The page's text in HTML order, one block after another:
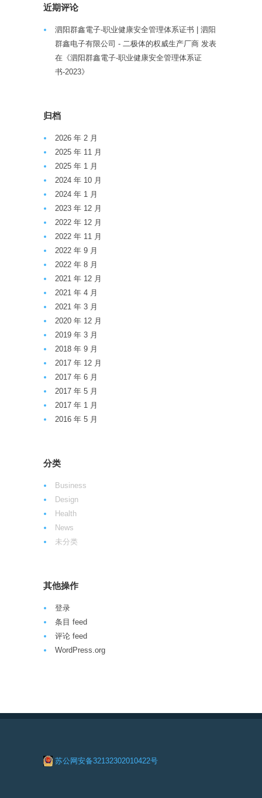
近期评论
泗阳群鑫電子-职业健康安全管理体系证书 | 泗阳
群鑫电子有限公司 - 二极体的权威生产厂商 发表
在《泗阳群鑫電子-职业健康安全管理体系证
书-2023》
归档
2026 年 2 月
2025 年 11 月
2025 年 1 月
2024 年 10 月
2024 年 1 月
2023 年 12 月
2022 年 12 月
2022 年 11 月
2022 年 9 月
2022 年 8 月
2021 年 12 月
2021 年 4 月
2021 年 3 月
2020 年 12 月
2019 年 3 月
2018 年 9 月
2017 年 12 月
2017 年 6 月
2017 年 5 月
2017 年 1 月
2016 年 5 月
分类
Business
Design
Health
News
未分类
其他操作
登录
条目 feed
评论 feed
WordPress.org
苏公网安备32132302010422号